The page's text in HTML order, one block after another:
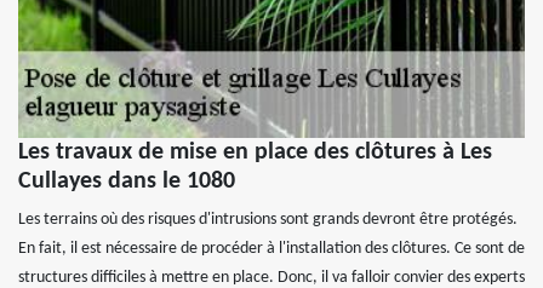
Les travaux de mise en place des clôtures à Les
Cullayes dans le 1080
Les terrains où des risques d'intrusions sont grands devront être protégés.
En fait, il est nécessaire de procéder à l'installation des clôtures. Ce sont de
structures difficiles à mettre en place. Donc, il va falloir convier des experts